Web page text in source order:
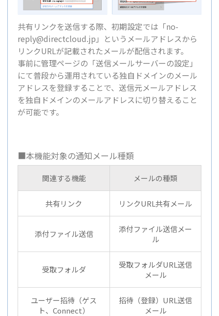
共有リンクを送信する際、初期設定では「no-
reply@directcloud.jp」というメールアドレスから
リンクURLが記載されたメールが配信されます。
事前に管理ページの「送信メールサーバーの設定」
にて普段から運用されている独自ドメインのメール
アドレスを登録することで、送信元メールアドレス
を独自ドメインのメールアドレスに切り替えること
が可能です。
■本機能対象の通知メール種類
関連する機能 メールの種類
共有リンク リンクURL共有メール
添付ファイル送信
添付ファイル送信メー
ル
受取フォルダ
受取フォルダURL送信
メール
ユーザー招待（ゲス
ト、Connect）
招待（登録）URL送信
メール